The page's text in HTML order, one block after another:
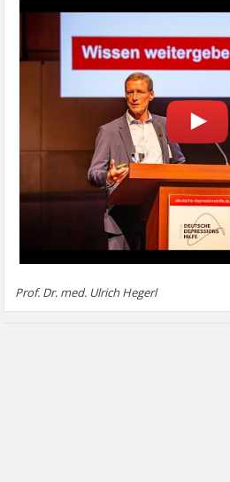
Prof. Dr. med. Ulrich Hegerl